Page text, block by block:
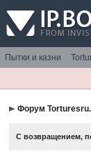
Пытки и казни
Форум
С возвращением,